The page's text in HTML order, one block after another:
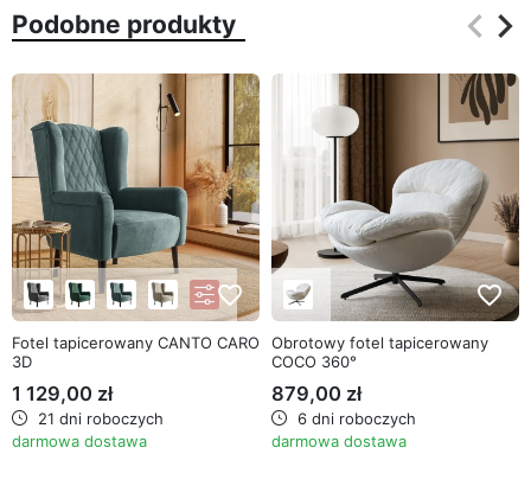
Podobne produkty keyboard_arrow_left
keyboard_arrow_right
favorite_border
Fotel tapicerowany CANTO CARO
3D
1 129,00 zł
21 dni roboczych
darmowa dostawa
favorite_border
Obrotowy fotel tapicerowany
COCO 360°
879,00 zł
6 dni roboczych
darmowa dostawa